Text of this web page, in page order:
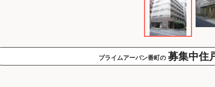
プライムアーバン番町の 募集中住